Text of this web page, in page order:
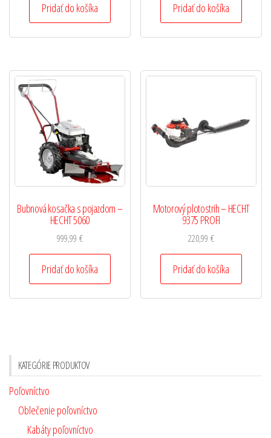
Pridať do košíka Pridať do košíka
Bubnová kosačka s pojazdom –
HECHT 5060
999,99 €
Pridať do košíka
Motorový plotostrih – HECHT
9375 PROFI
220,99€
Pridať do košíka
KATEGÓRIE PRODUKTOV
Poľovníctvo
Oblečenie poľovníctvo
Kabáty poľovníctvo